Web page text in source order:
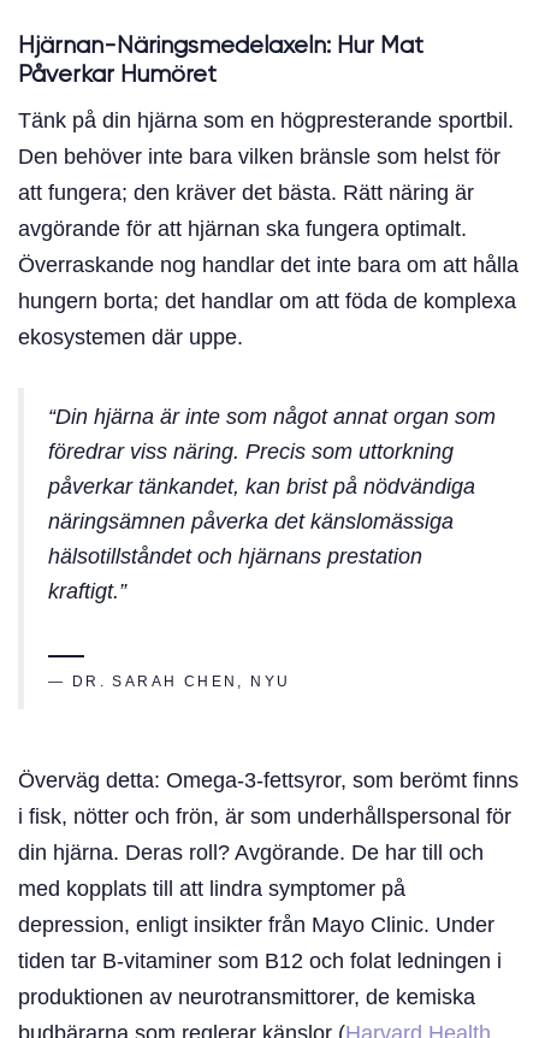
Hjärnan-Näringsmedelaxeln: Hur Mat
Påverkar Humöret
Tänk på din hjärna som en högpresterande sportbil.
Den behöver inte bara vilken bränsle som helst för
att fungera; den kräver det bästa. Rätt näring är
avgörande för att hjärnan ska fungera optimalt.
Överraskande nog handlar det inte bara om att hålla
hungern borta; det handlar om att föda de komplexa
ekosystemen där uppe.
“Din hjärna är inte som något annat organ som
föredrar viss näring. Precis som uttorkning
påverkar tänkandet, kan brist på nödvändiga
näringsämnen påverka det känslomässiga
hälsotillståndet och hjärnans prestation
kraftigt.”
— DR. SARAH CHEN, NYU
Överväg detta: Omega-3-fettsyror, som berömt finns
i fisk, nötter och frön, är som underhållspersonal för
din hjärna. Deras roll? Avgörande. De har till och
med kopplats till att lindra symptomer på
depression, enligt insikter från Mayo Clinic. Under
tiden tar B-vitaminer som B12 och folat ledningen i
produktionen av neurotransmittorer, de kemiska
budbärarna som reglerar känslor (Harvard Health